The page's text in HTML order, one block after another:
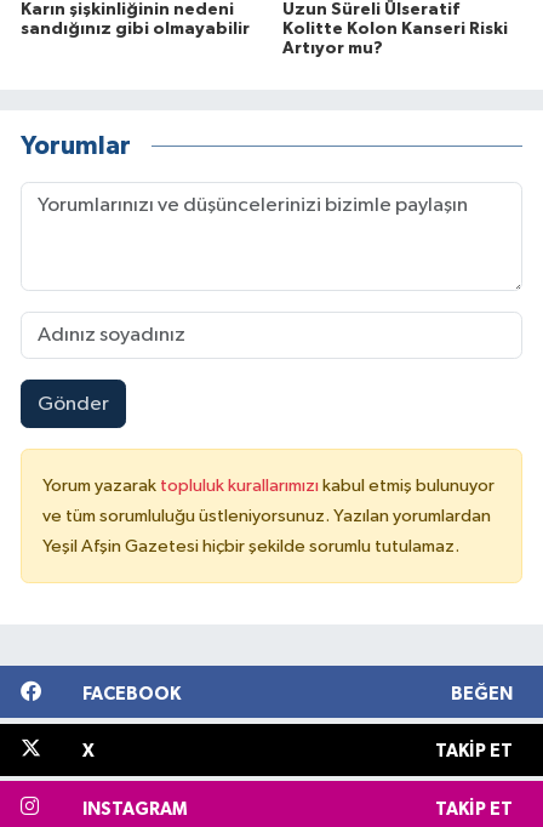
Karın şişkinliğinin nedeni
sandığınız gibi olmayabilir
Uzun Süreli Ülseratif
Kolitte Kolon Kanseri Riski
Artıyor mu?
Yorumlar
Gönder
Yorum yazarak topluluk kurallarımızı kabul etmiş bulunuyor
ve tüm sorumluluğu üstleniyorsunuz. Yazılan yorumlardan
Yeşil Afşin Gazetesi hiçbir şekilde sorumlu tutulamaz.
FACEBOOK BEĞEN
X TAKIP ET
INSTAGRAM TAKIP ET